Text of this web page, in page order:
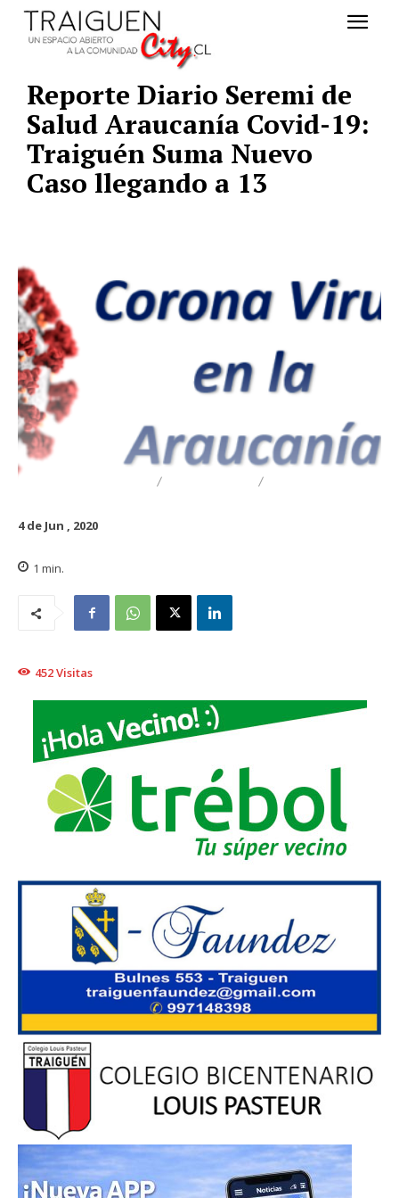
Reporte Diario Seremi de
Salud Araucanía Covid-19:
Traiguén Suma Nuevo
Caso llegando a 13
4 de Jun , 2020
1 min.
452Visitas